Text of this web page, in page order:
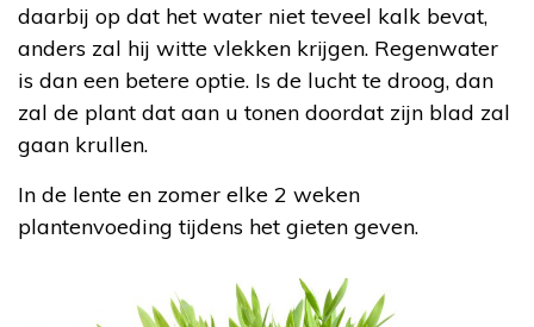
daarbij op dat het water niet teveel kalk bevat,
anders zal hij witte vlekken krijgen. Regenwater
is dan een betere optie. Is de lucht te droog, dan
zal de plant dat aan u tonen doordat zijn blad zal
gaan krullen.
In de lente en zomer elke 2 weken
plantenvoeding tijdens het gieten geven.